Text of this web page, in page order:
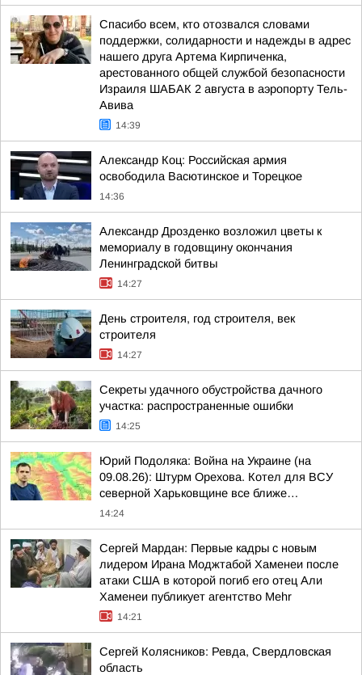
Спасибо всем, кто отозвался словами
поддержки, солидарности и надежды в адрес
нашего друга Артема Кирпиченка,
арестованного общей службой безопасности
Израиля ШАБАК 2 августа в аэропорту Тель-
Авива
14:39
Александр Коц: Российская армия
освободила Васютинское и Торецкое
14:36
Александр Дрозденко возложил цветы к
мемориалу в годовщину окончания
Ленинградской битвы
14:27
День строителя, год строителя, век
строителя
14:27
Секреты удачного обустройства дачного
участка: распространенные ошибки
14:25
Юрий Подоляка: Война на Украине (на
09.08.26): Штурм Орехова. Котел для ВСУ
северной Харьковщине все ближе…
14:24
Сергей Мардан: Первые кадры с новым
лидером Ирана Моджтабой Хаменеи после
атаки США в которой погиб его отец Али
Хаменеи публикует агентство Mehr
14:21
Сергей Колясников: Ревда, Свердловская
область